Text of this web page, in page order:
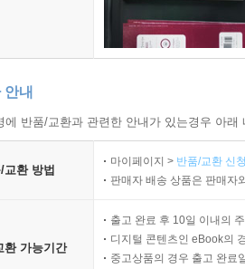
안내
반품/교환과 관련한 안내가 있는경우 아
교환 방법
마이페이지 > 반품/교환 신
판매자 배송 상품은 판매자
환 가능기간
출고 완료 후 10일 이내의
디지털 콘텐츠인 eBook의
중고상품의 경우 출고 완료